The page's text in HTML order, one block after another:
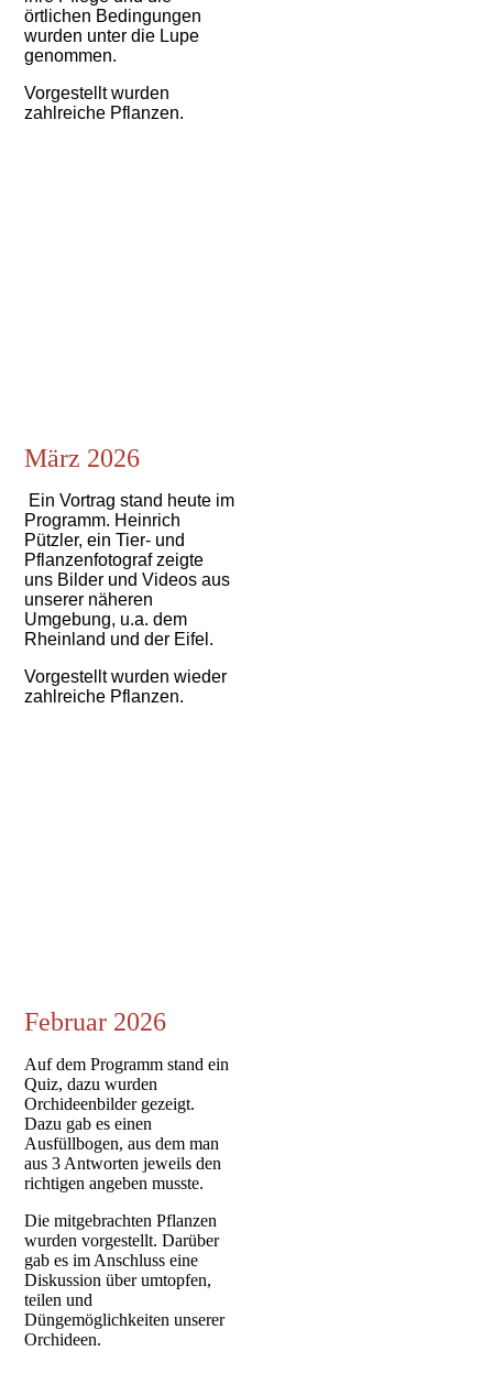
örtlichen Bedingungen
wurden unter die Lupe
genommen.
Vorgestellt wurden
zahlreiche Pflanzen.
März 2026
Ein Vortrag stand heute im
Programm. Heinrich
Pützler, ein Tier- und
Pflanzenfotograf zeigte
uns Bilder und Videos aus
unserer näheren
Umgebung, u.a. dem
Rheinland und der Eifel.
Vorgestellt wurden wieder
zahlreiche Pflanzen.
Februar 2026
Auf dem Programm stand ein
Quiz, dazu wurden
Orchideenbilder gezeigt.
Dazu gab es einen
Ausfüllbogen, aus dem man
aus 3 Antworten jeweils den
richtigen angeben musste.
Die mitgebrachten Pflanzen
wurden vorgestellt. Darüber
gab es im Anschluss eine
Diskussion über umtopfen,
teilen und
Düngemöglichkeiten unserer
Orchideen.